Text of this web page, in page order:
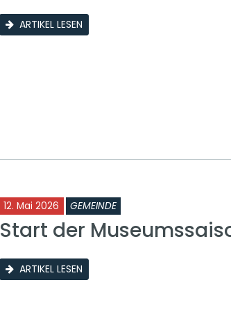
ARTIKEL LESEN
12. Mai 2026 GEMEINDE
Start der
ARTIKEL LESEN